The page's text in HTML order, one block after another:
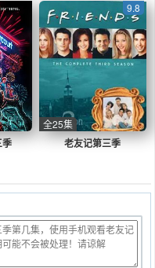
季 老友记第三季
9.8
全25集